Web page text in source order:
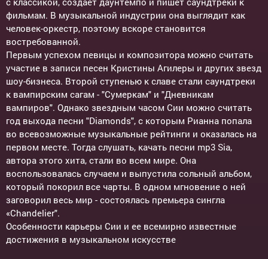
фильмам. В музыкальной индустрии она выглядит как
человек-оркестр, поэтому вскоре становится
востребованной.
Первым успехом певицы и композитора можно считать
участие в записи песен Кристины Агилеры и других звезд
шоу-бизнеса. Второй ступенью к славе стали саундтреки
к вампирским сагам - "Сумеркам" и "Дневникам
вампиров". Однако звездным часом Сии можно считать
год выхода песни "Diamonds", с которым Рианна попала
во всевозможные музыкальные рейтинги и оказалась на
первом месте. Тогда слушать, качать песни mp3 Sia,
автора этого хита, стали во всем мире. Она
воспользовалась случаем и выпустила сольный альбом,
который покорил все чарты. В одном мгновение о ней
заговорил весь мир - состоялась премьера сингла
«Chandelier".
Особенности карьеры Сии и ее всемирно известные
достижения в музыкальном искусстве